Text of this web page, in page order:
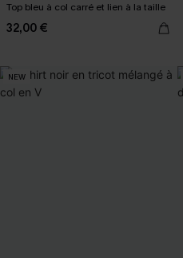
Top bleu à col carré et lien à la taille
32,00 €
NEW